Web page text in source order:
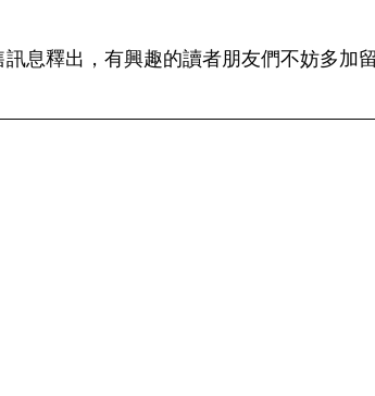
息釋出，有興趣的讀者朋友們不妨多加